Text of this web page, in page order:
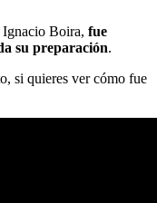
Ignacio Boira, fue
su preparación.
si quieres ver cómo fue